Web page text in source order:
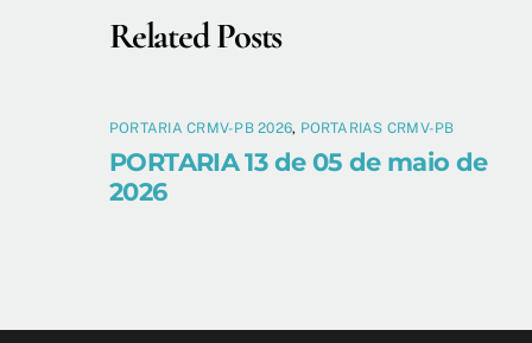
Related Posts
PORTARIA CRMV-PB 2026, PORTARIAS CRMV-PB
PORTARIA 13 de 05 de maio de
2026